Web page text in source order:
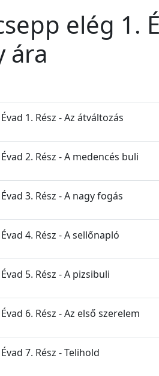
elég 1.
ára
1. Rész - Az átváltozás
2. Rész - A medencés buli
3. Rész - A nagy fogás
4. Rész - A sellőnapló
5. Rész - A pizsibuli
6. Rész - Az első szerelem
7. Rész - Telihold